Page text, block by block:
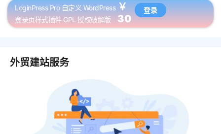
LoginPress Pro 自定义 WordPress
登录页样式插件 GPL 授权破解版
￥
30
登录
外贸建站服务